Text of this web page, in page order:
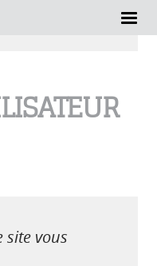
site vous